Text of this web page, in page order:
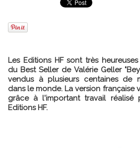
Les Editions HF sont très
du Best Seller de Valérie Geller
vendus à plusieurs centaines de
dans le monde. La version française
grâce à l'important travail réalisé
Editions HF.